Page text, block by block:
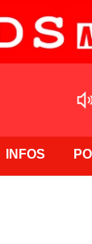
INFOS